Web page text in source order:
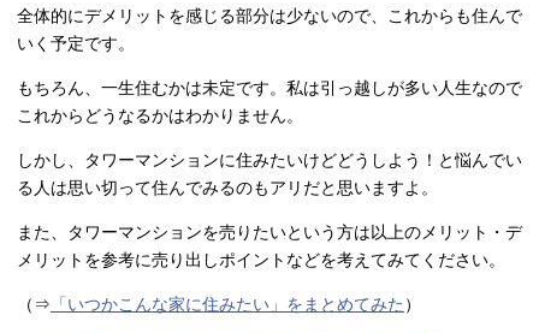
全体的にデメリットを感じる部分は少ないので、これからも住んで
いく予定です。
もちろん、一生住むかは未定です。私は引っ越しが多い人生なので
これからどうなるかはわかりません。
しかし、タワーマンションに住みたいけどどうしよう！と悩んでい
る人は思い切って住んでみるのもアリだと思いますよ。
また、タワーマンションを売りたいという方は以上のメリット・デ
メリットを参考に売り出しポイントなどを考えてみてください。
（⇒ 「いつかこんな家に住みたい」をまとめてみた ）